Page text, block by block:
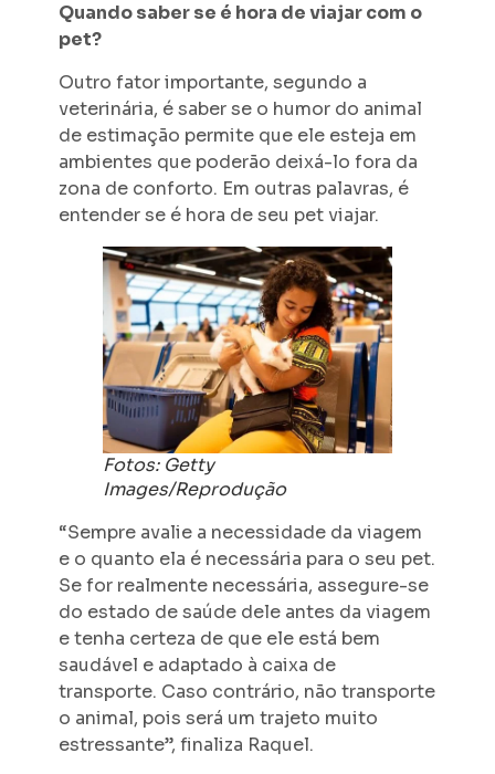
Quando saber se é hora de viajar com o
pet?
Outro fator importante, segundo a
veterinária, é saber se o humor do animal
de estimação permite que ele esteja em
ambientes que poderão deixá-lo fora da
zona de conforto. Em outras palavras, é
entender se é hora de seu pet viajar.
Fotos: Getty
Images/Reprodução
“Sempre avalie a necessidade da viagem
e o quanto ela é necessária para o seu pet.
Se for realmente necessária, assegure-se
do estado de saúde dele antes da viagem
e tenha certeza de que ele está bem
saudável e adaptado à caixa de
transporte. Caso contrário, não transporte
o animal, pois será um trajeto muito
estressante”, finaliza Raquel.